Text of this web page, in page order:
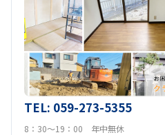
TEL: 059-273-5355
8：30～19：00 年中無休